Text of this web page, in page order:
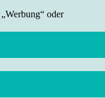
oder